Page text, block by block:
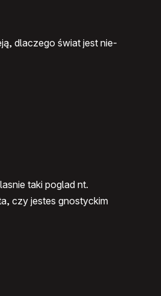
dlaczego świat jest nie-
taki poglad nt.
czy jestes gnostyckim